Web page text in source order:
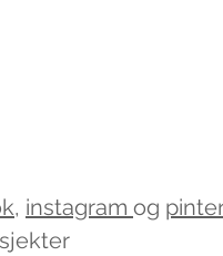
, instagram og